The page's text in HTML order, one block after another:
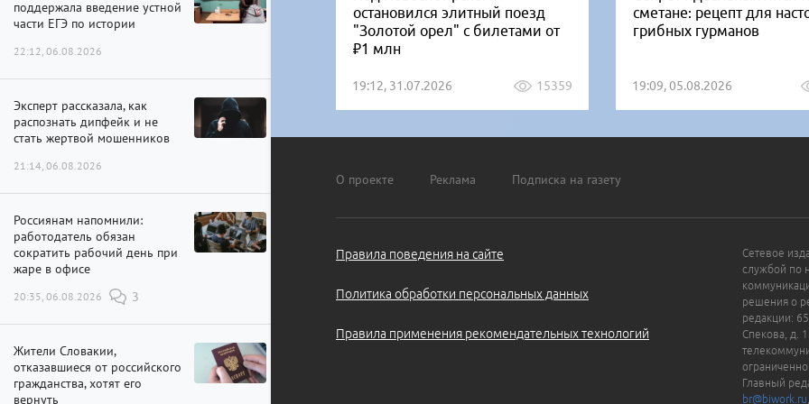
поддержала введение устной
части ЕГЭ по истории
22:12, 06.08.2026
Эксперт рассказала, как
распознать дипфейк и не
стать жертвой мошенников
21:14, 06.08.2026
Россиянам напомнили:
работодатель обязан
сократить рабочий день при
жаре в офисе
20:35, 06.08.2026 3
Жители Словакии,
отказавшиеся от российского
гражданства, хотят его
вернуть
остановился элитный поезд
"Золотой орел" с билетами от
₽1 млн
19:12, 31.07.2026 15359
сметане: рецепт для
грибных гурманов
19:09, 05.08.2026
О проекте Реклама Подписка на газету
Правила поведения на сайте
Политика обработки персональных данных
Правила применения рекомендательных технологий
Сетевое
службой по
решения о
редакции:
Спекова, д.
Главный
br@biwork.ru